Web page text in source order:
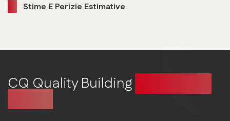
Stime E Perizie Estimative
CQ Quality Building